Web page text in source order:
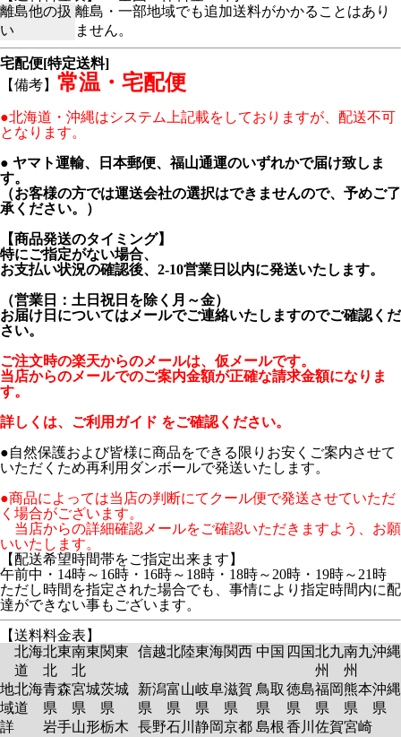
離島他の扱
い
離島・一部地域でも追加送料がかかることはあり
ません。
宅配便[特定送料]
【備考】 常温・宅配便
●北海道・沖縄はシステム上記載をしておりますが、配送不可
となります。
● ヤマト運輸、日本郵便、福山通運のいずれかで届け致しま
す。
（お客様の方では運送会社の選択はできませんので、予めご了
承ください。）
【商品発送のタイミング】
特にご指定がない場合、
お支払い状況の確認後、2-10営業日以内に発送いたします。
（営業日：土日祝日を除く月～金）
お届け日についてはメールでご連絡いたしますのでご確認くだ
さい。
ご注文時の楽天からのメールは、仮メールです。
当店からのメールでのご案内金額が正確な請求金額になりま
す。
詳しくは、 ご利用ガイド をご確認ください。
●自然保護および皆様に商品をできる限りお安くご案内させて
いただくため再利用ダンボールで発送いたします。
●商品によっては当店の判断にてクール便で発送させていただ
く場合がございます。
当店からの詳細確認メールをご確認いただきますよう、お願
いいたします。
【配送希望時間帯をご指定出来ます】
午前中・14時～16時・16時～18時・18時～20時・19時～21時
ただし時間を指定された場合でも、事情により指定時間内に配
達ができない事もございます。
【送料料金表】
北海
道
北東
北
南東
北
関東 信越北陸東海関西 中国 四国北九
州
南九
州
沖縄
地
域
詳
北海
道
青森
県
岩手
宮城
県
山形
茨城
県
栃木
新潟
県
長野
富山
県
石川
岐阜
県
静岡
滋賀
県
京都
鳥取
県
島根
徳島
県
香川
福岡
県
佐賀
熊本
県
宮崎
沖縄
県